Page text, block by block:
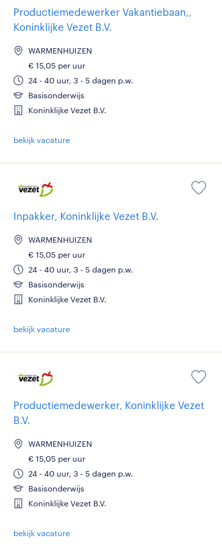
Productiemedewerker Vakantiebaan,,
Koninklijke Vezet B.V.
WARMENHUIZEN
€ 15,05 per uur
24 - 40 uur, 3 - 5 dagen p.w.
Basisonderwijs
Koninklijke Vezet B.V.
bekijk vacature
Inpakker, Koninklijke Vezet B.V.
WARMENHUIZEN
€ 15,05 per uur
24 - 40 uur, 3 - 5 dagen p.w.
Basisonderwijs
Koninklijke Vezet B.V.
bekijk vacature
Productiemedewerker, Koninklijke Vezet
B.V.
WARMENHUIZEN
€ 15,05 per uur
24 - 40 uur, 3 - 5 dagen p.w.
Basisonderwijs
Koninklijke Vezet B.V.
bekijk vacature